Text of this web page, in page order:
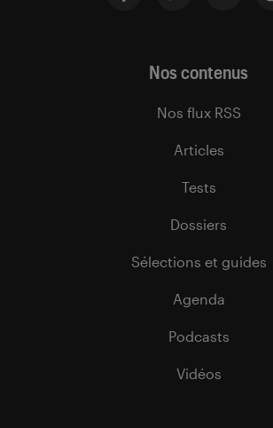
Nos contenus
Nos flux RSS
Articles
Tests
Dossiers
Sélections et guides
Agenda
Podcasts
Vidéos